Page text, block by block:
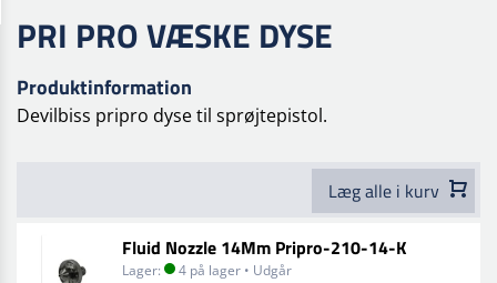
PRI PRO VÆSKE DYSE
Produktinformation
Devilbiss pripro dyse til sprøjtepistol.
Læg alle i kurv
Fluid Nozzle 14Mm Pripro-210-14-K
Lager:
4 på lager • Udgår